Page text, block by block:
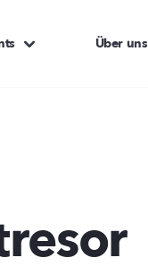
Über uns